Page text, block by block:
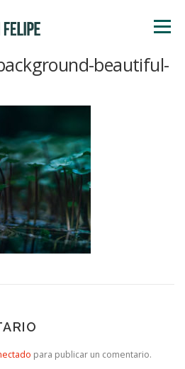
Menú
beautiful-
para publicar un comentario.